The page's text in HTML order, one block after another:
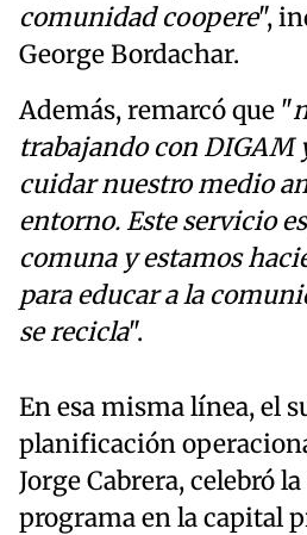
comunidad coopere",
George Bordachar.
Además, remarcó que "
trabajando con DIGAM
cuidar nuestro medio
entorno. Este servicio
comuna y estamos
para educar a la
se recicla".
En esa misma línea, el
planificación
Jorge Cabrera, celebró
programa en la capital